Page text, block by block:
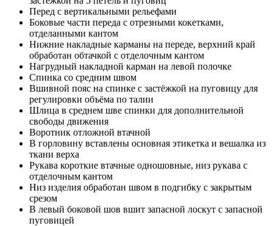
Перед с вертикальными рельефами
Боковые части переда с отрезными кокетками,
отделанными кантом
Нижние накладные карманы на переде, верхний край
обработан обтачкой с отделочным кантом
Нагрудный накладной карман на левой полочке
Спинка со средним швом
Вшивной пояс на спинке с застёжкой на пуговицу для
регулировки объёма по талии
Шлица в среднем шве спинки для дополнительной
свободы движения
Воротник отложной втачной
В горловину вставлены основная этикетка и вешалка из
ткани верха
Рукава короткие втачные одношовные, низ рукава с
отделочным кантом
Низ изделия обработан швом в подгибку с закрытым
срезом
В левый боковой шов вшит запасной лоскут с запасной
пуговицей